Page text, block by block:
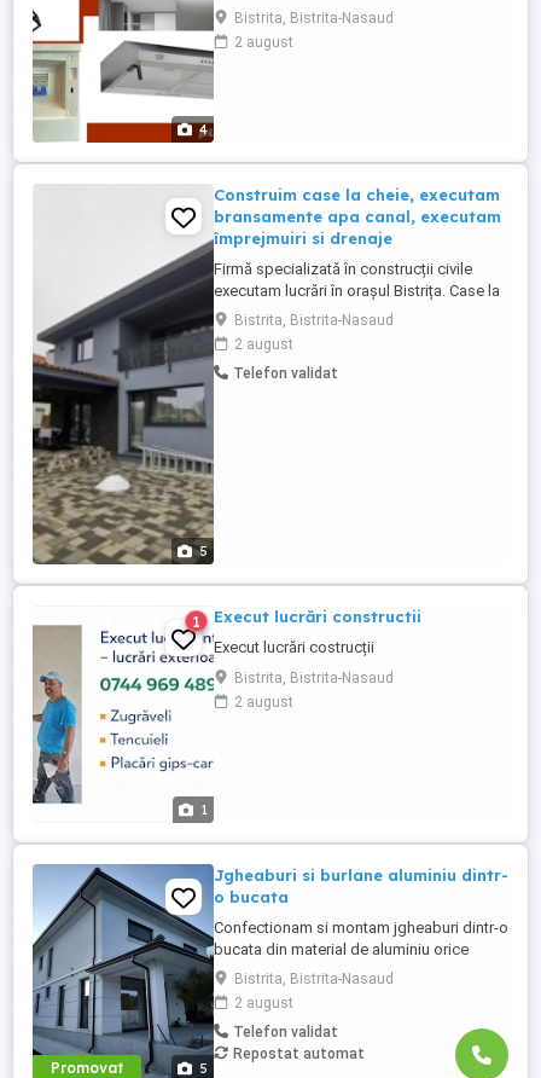
4
tablouri, prize, intrerupatoare, corpuri
iluminat, hote, ventilatoare, sonerii cu
camera prin telefon, instalare senzori
Bistrita, Bistrita-Nasaud
2 august
5
Construim case la cheie, executam
bransamente apa canal, executam
împrejmuiri si drenaje
Firmă specializată în construcții civile
executam lucrări în orașul Bistrița. Case la
roșu, la gri, la cheie, garduri, pavaje,
amenajări exterioare, branșament și
racord apă și canalizare. Telefon :
Bistrita, Bistrita-Nasaud
2 august
Telefon validat
1
1 Execut lucrări constructii
Execut lucrări costrucții
Bistrita, Bistrita-Nasaud
2 august
Promovat 5
Jgheaburi si burlane aluminiu dintr-
o bucata
Confectionam si montam jgheaburi dintr-o
bucata din material de aluminiu orice
lungime . Jgheabul se face la fata locului
dupa lungimea necesara. Avem diferite
dimensiuni si culori, astfel clientul poate
alege varianta potrivita pentru casa lui.
Suntem deschisi la colaborari pe termen
Bistrita, Bistrita-Nasaud
2 august
Telefon validat
Repostat automat